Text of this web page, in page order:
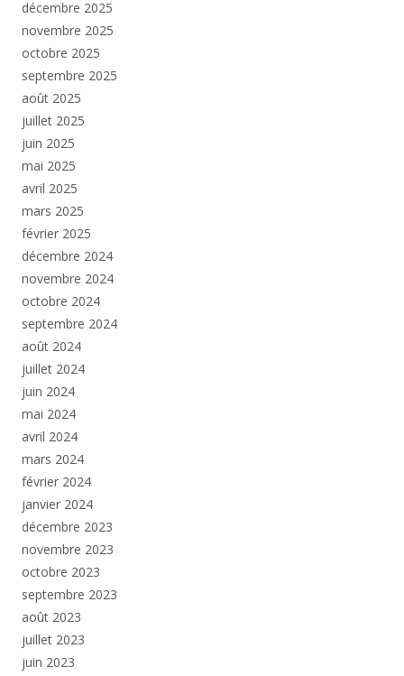
décembre 2025
novembre 2025
octobre 2025
septembre 2025
août 2025
juillet 2025
juin 2025
mai 2025
avril 2025
mars 2025
février 2025
décembre 2024
novembre 2024
octobre 2024
septembre 2024
août 2024
juillet 2024
juin 2024
mai 2024
avril 2024
mars 2024
février 2024
janvier 2024
décembre 2023
novembre 2023
octobre 2023
septembre 2023
août 2023
juillet 2023
juin 2023